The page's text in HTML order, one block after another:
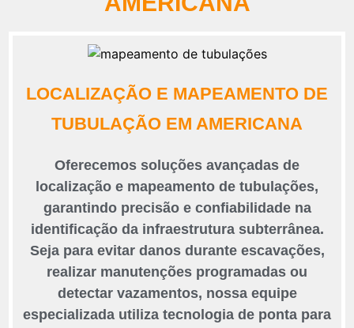
LOCALIZAÇÃO E MAPEAMENTO DE
TUBULAÇÃO EM AMERICANA
Oferecemos soluções avançadas de
localização e mapeamento de tubulações,
garantindo precisão e confiabilidade na
identificação da infraestrutura subterrânea.
Seja para evitar danos durante escavações,
realizar manutenções programadas ou
detectar vazamentos, nossa equipe
especializada utiliza tecnologia de ponta para